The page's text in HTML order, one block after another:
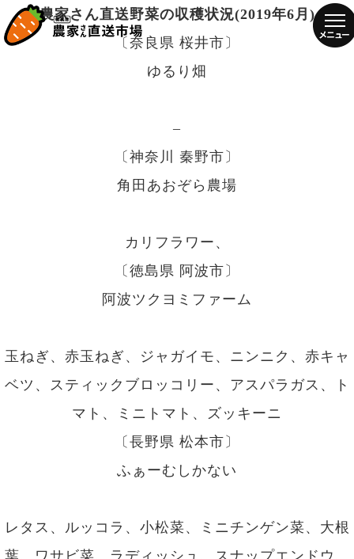
農家さん直送野菜の収穫状況(2019年6月)
〔奈良県 桜井市〕
ゆるり畑
–
〔神奈川 秦野市〕
角田あおぞら農場
カリフラワー、
〔徳島県 阿波市〕
阿波ツクヨミファーム
玉ねぎ、赤玉ねぎ、ジャガイモ、ニンニク、赤キャ
ベツ、スティックブロッコリー、アスパラガス、ト
マト、ミニトマト、ズッキーニ
〔長野県 松本市〕
ふぁーむしかない
レタス、ルッコラ、小松菜、ミニチンゲン菜、大根
葉、ワサビ菜、ラディッシュ、スナップエンドウ、